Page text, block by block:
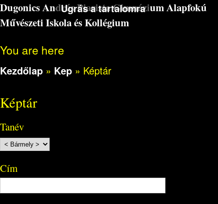
Ugrás a tartalomra
Dugonics András Piarista Gimnázium Alapfokú
Művészeti Iskola és Kollégium
You are here
Kezdőlap » Kep » Képtár
Képtár
Tanév
Cím